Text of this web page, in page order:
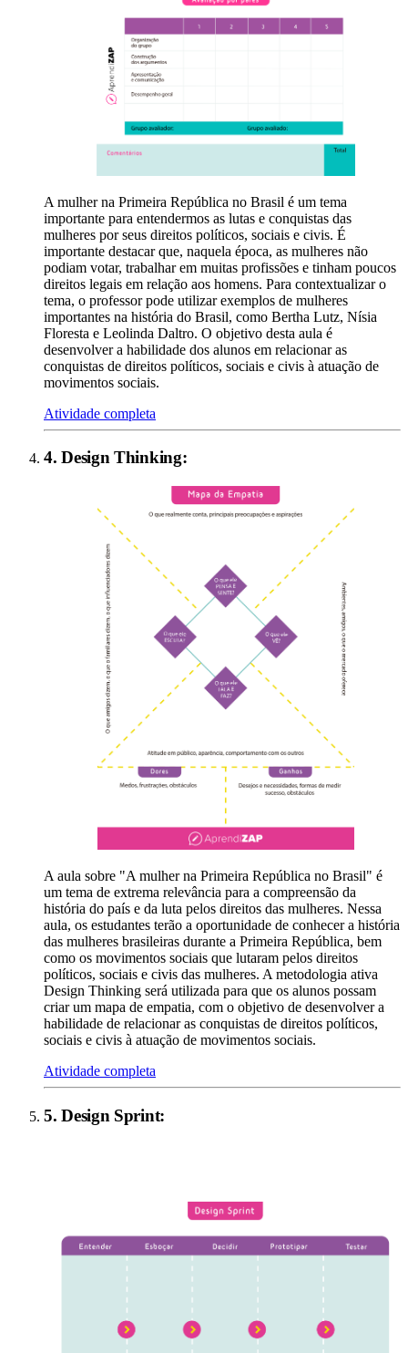
A mulher na Primeira República no Brasil é um tema
importante para entendermos as lutas e conquistas das
mulheres por seus direitos políticos, sociais e civis. É
importante destacar que, naquela época, as mulheres não
podiam votar, trabalhar em muitas profissões e tinham poucos
direitos legais em relação aos homens. Para contextualizar o
tema, o professor pode utilizar exemplos de mulheres
importantes na história do Brasil, como Bertha Lutz, Nísia
Floresta e Leolinda Daltro. O objetivo desta aula é
desenvolver a habilidade dos alunos em relacionar as
conquistas de direitos políticos, sociais e civis à atuação de
movimentos sociais.
Atividade completa
4.Design Thinking:
A aula sobre "A mulher na Primeira República no Brasil" é
um tema de extrema relevância para a compreensão da
história do país e da luta pelos direitos das mulheres. Nessa
aula, os estudantes terão a oportunidade de conhecer a história
das mulheres brasileiras durante a Primeira República, bem
como os movimentos sociais que lutaram pelos direitos
políticos, sociais e civis das mulheres. A metodologia ativa
Design Thinking será utilizada para que os alunos possam
criar um mapa de empatia, com o objetivo de desenvolver a
habilidade de relacionar as conquistas de direitos políticos,
sociais e civis à atuação de movimentos sociais.
Atividade completa
5.Design Sprint: